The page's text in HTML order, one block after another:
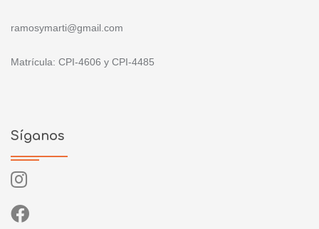
ramosymarti@gmail.com
Matrícula: CPI-4606 y CPI-4485
Síganos